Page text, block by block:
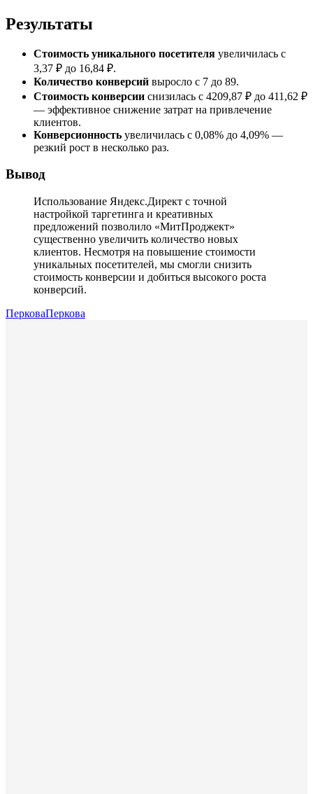
Результаты
Стоимость уникального посетителя увеличилась с
3,37 ₽ до 16,84 ₽.
Количество конверсий выросло с 7 до 89.
Стоимость конверсии снизилась с 4209,87 ₽ до 411,62 ₽
— эффективное снижение затрат на привлечение
клиентов.
Конверсионность увеличилась с 0,08% до 4,09% —
резкий рост в несколько раз.
Вывод
Использование Яндекс.Директ с точной
настройкой таргетинга и креативных
предложений позволило «МитПроджект»
существенно увеличить количество новых
клиентов. Несмотря на повышение стоимости
уникальных посетителей, мы смогли снизить
стоимость конверсии и добиться высокого роста
конверсий.
ПерковаПеркова